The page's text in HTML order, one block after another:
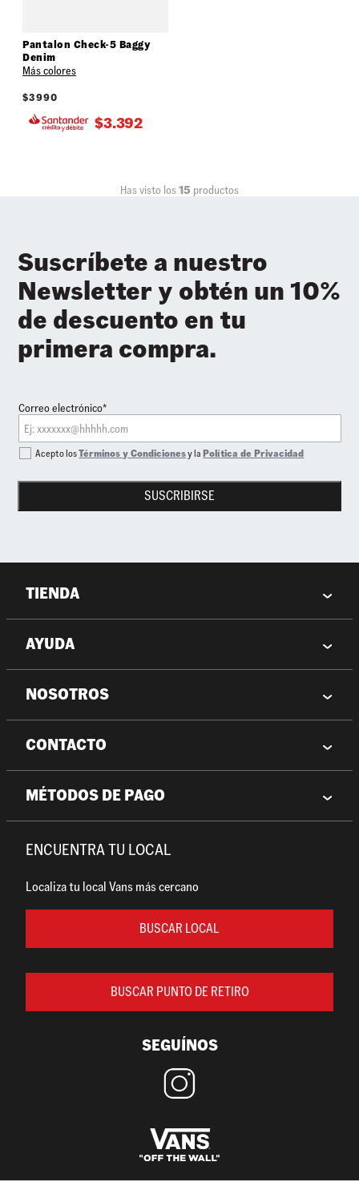
Pantalon Check-5 Baggy
Denim
Más colores
$3990
$3.392
Has visto los15 productos
Suscríbete a nuestro
Newsletter y obtén un 10%
de descuento en tu
primera compra.
Correo electrónico*
SUSCRIBIRSE
Acepto losTérminos y Condicionesy laPolítica de Privacidad
TIENDA
AYUDA
NOSOTROS
CONTACTO
MÉTODOS DE PAGO
ENCUENTRA TU LOCAL
Localiza tu local Vans más cercano
BUSCAR LOCAL
BUSCAR PUNTO DE RETIRO
SEGUÍNOS